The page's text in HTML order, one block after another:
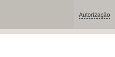
Autorização